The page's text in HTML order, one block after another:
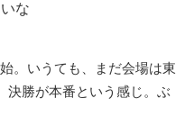
な
。いうても、まだ会場は東
決勝が本番という感じ。ぶ